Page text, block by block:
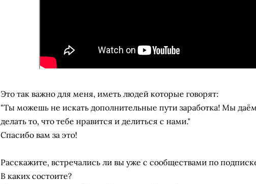
Это так важно для меня, иметь людей которые говорят:
"Ты можешь не искать дополнительные пути заработка! Мы
делать то, что тебе нравится и делиться с нами."
Спасибо вам за это!
Расскажите, встречались ли вы уже с сообществами по
В каких состоите?